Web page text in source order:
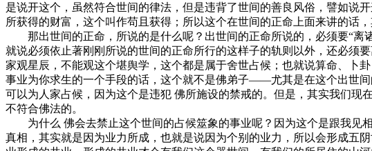
是说开这个，虽然符合世间的律法，但是违背了世间的善良风俗，譬如说
所获得的财富，这个叫作苟且获得；所以这个在世间的正命上面来讲的话
那出世间的正命，所说的是什么呢？出世间的正命所说的，必须要“离
就说必须依止著刚刚所说的世间的正命所行的这样子的轨则以外，还必须
家观星辰，不能观这个堪舆学，这个都是属于舍世占候；也就说算命、卜
事业为你求生的一个手段的话，这个就不是佛弟子——尤其是在这个出世
可以为人家占候，因为这个是违犯 佛所施设的禁戒的。但是，其实我们
不符合佛法的。
为什么 佛会去禁止这个世间的占候筮象的事业呢？因为这个是跟我见
真相，其实就是因为业力所成，也就是说因为个别的业力，所以会形成五